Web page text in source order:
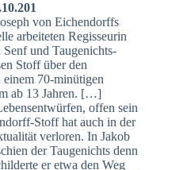
30.10.201
von Eichendorffs
arbeiteten Regisseurin
und Taugenichts-
Stoff über den
einem 70-minütigen
ab 13 Jahren. […]
offen sein
Stoff hat auch in der
verloren. In Jakob
der Taugenichts denn
er etwa den Weg